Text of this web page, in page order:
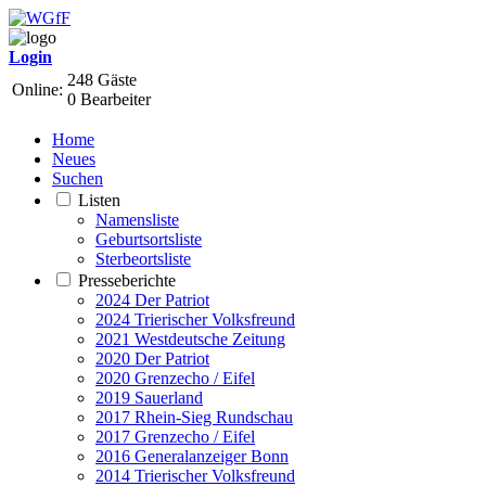
Login
Online:
248 Gäste
0 Bearbeiter
Home
Neues
Suchen
Listen
Namensliste
Geburtsortsliste
Sterbeortsliste
Presseberichte
2024 Der Patriot
2024 Trierischer Volksfreund
2021 Westdeutsche Zeitung
2020 Der Patriot
2020 Grenzecho / Eifel
2019 Sauerland
2017 Rhein-Sieg Rundschau
2017 Grenzecho / Eifel
2016 Generalanzeiger Bonn
2014 Trierischer Volksfreund